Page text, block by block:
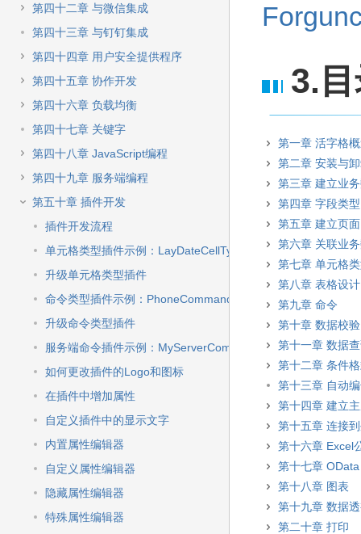
第四十二章 与微信集成
第四十三章 与钉钉集成
第四十四章 用户安全提供程序
第四十五章 协作开发
第四十六章 负载均衡
第四十七章 关键字
第四十八章 JavaScript编程
第四十九章 服务端编程
第五十章 插件开发
插件开发流程
单元格类型插件示例：LayDateCellType
升级单元格类型插件
命令类型插件示例：PhoneCommand
升级命令类型插件
服务端命令插件示例：MyServerCommand
如何更改插件的Logo和图标
在插件中增加属性
自定义插件中的显示文字
内置属性编辑器
自定义属性编辑器
隐藏属性编辑器
特殊属性编辑器
3.
第一章 活字格
第二章 安装与
第三章 建立业
第四章 字段类型
第五章 建立页面
第六章 关联业
第七章 单元格
第八章 表格设计
第九章 命令
第十章 数据校验
第十一章 数据
第十二章 条件
第十三章 自动
第十四章 建立
第十五章 连接
第十六章 Excel
第十七章 OData
第十八章 图表
第十九章 数据
第二十章 打印